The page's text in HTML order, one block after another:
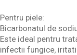
Pentru piele:
Bicarbonatul de
Este ideal pentru
infectii fungice,